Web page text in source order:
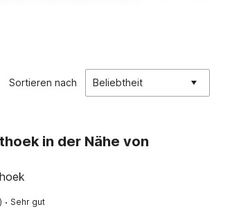
Sortieren nach Beliebtheit
in der Nähe von
· Sehr gut